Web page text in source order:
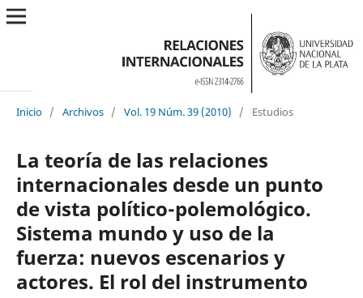
Inicio / Archivos / Vol. 19 Núm. 39 (2010) / Estudios
La teoría de las relaciones
internacionales desde un punto
de vista político-polemológico.
Sistema mundo y uso de la
fuerza: nuevos escenarios y
actores. El rol del instrumento